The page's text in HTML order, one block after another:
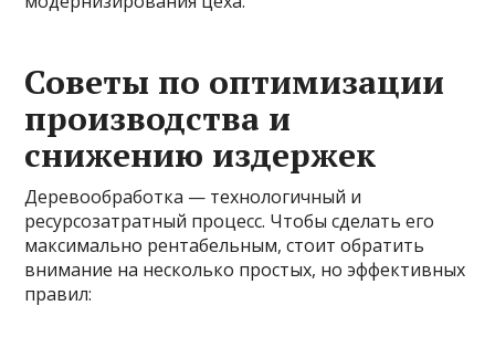
Советы по оптимизации
производства и
снижению издержек
Деревообработка — технологичный и
ресурсозатратный процесс. Чтобы сделать его
максимально рентабельным, стоит обратить
внимание на несколько простых, но эффективных
правил: